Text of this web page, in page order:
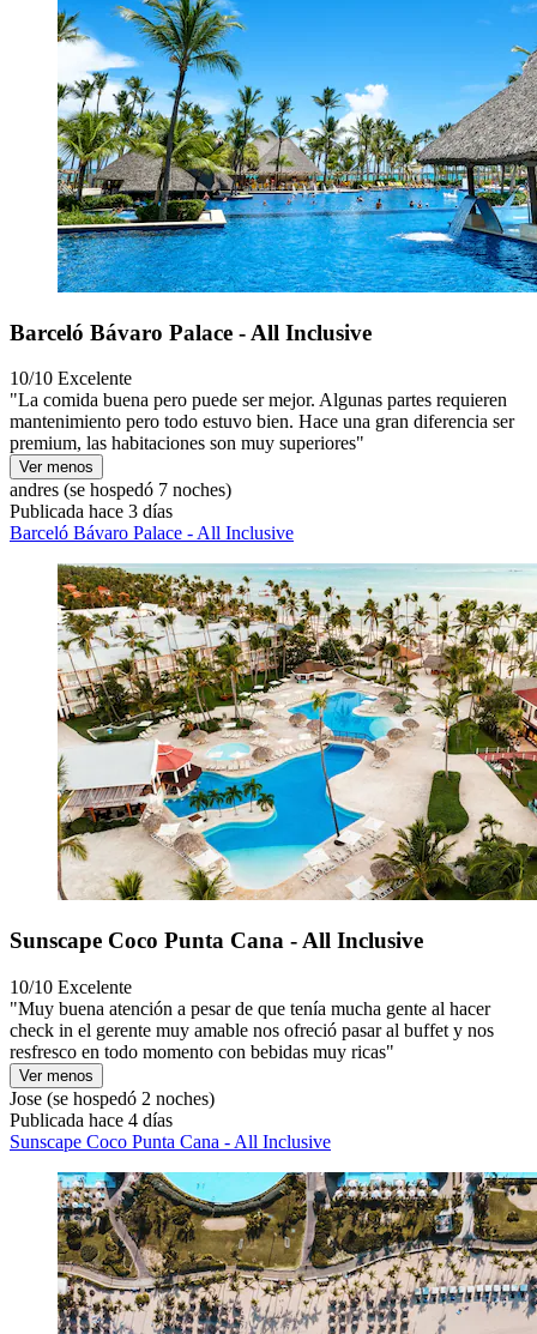
Barceló Bávaro Palace - All Inclusive
10/10 Excelente
"La comida buena pero puede ser mejor. Algunas partes requieren
mantenimiento pero todo estuvo bien. Hace una gran diferencia ser
premium, las habitaciones son muy superiores"
Ver menos
andres (se hospedó 7 noches)
Publicada hace 3 días
Barceló Bávaro Palace - All Inclusive
Sunscape Coco Punta Cana - All Inclusive
10/10 Excelente
"Muy buena atención a pesar de que tenía mucha gente al hacer
check in el gerente muy amable nos ofreció pasar al buffet y nos
resfresco en todo momento con bebidas muy ricas"
Ver menos
Jose (se hospedó 2 noches)
Publicada hace 4 días
Sunscape Coco Punta Cana - All Inclusive